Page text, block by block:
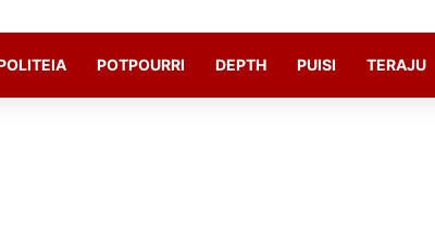
POTPOURRI DEPTH PUISI TERAJU